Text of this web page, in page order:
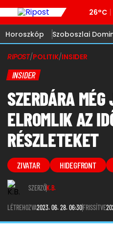
26°C
Horoszkóp Szoboszlai
RIPOST/POLITIK/INSIDER
INSIDER
SZERDÁRA
ELROMLIK AZ
RÉSZLETEKET
ZIVATAR HIDEGFRONT
SZERZŐK.B.
LÉTREHOZVA2023. 06. 28. 06:30FRISSÍTVE